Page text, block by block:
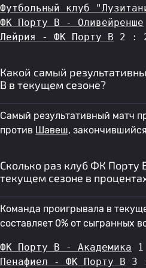
Футбольный клуб
ФК Порту B - Оливейренше
Лейрия - ФК Порту B 2 :
Какой самый
B в текущем сезоне?
Самый результативный матч
против Шавеш,
Сколько раз клуб ФК Порту
текущем сезоне в
Команда проигрывала в
составляет 0% от сыгранных
ФК Порту B - Академика
Пенафиел - ФК Порту B 3